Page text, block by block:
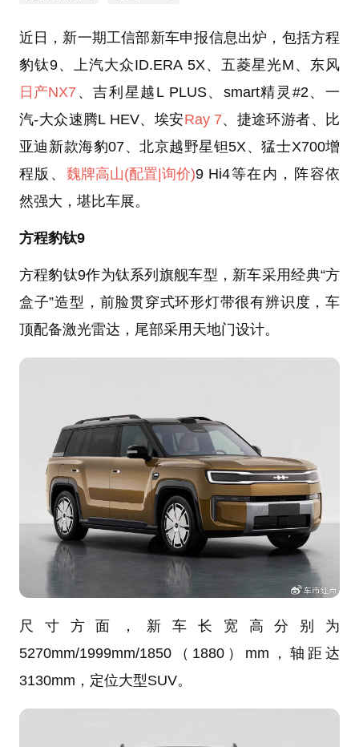
近日，新一期工信部新车申报信息出炉，包括方程
豹钛9、上汽大众ID.ERA 5X、五菱星光M、东风
日产NX7 、吉利星越L PLUS、smart精灵#2、一
汽-大众速腾L HEV、埃安Ray 7、捷途环游者、比
亚迪新款海豹07、北京越野星钽5X、猛士X700增
程版、 魏牌高山(配置|询价)9 Hi4等在内，阵容依
然强大，堪比车展。
方程豹钛9
方程豹钛9作为钛系列旗舰车型，新车采用经典“方
盒子”造型，前脸贯穿式环形灯带很有辨识度，车
顶配备激光雷达，尾部采用天地门设计。
尺寸方面，新车长宽高分别为
5270mm/1999mm/1850（1880）mm，轴距达
3130mm，定位大型SUV。